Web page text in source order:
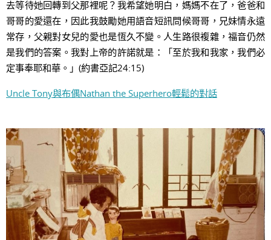
去等待她回轉到父那裡呢？我希望她明白，媽媽不在了，爸爸和
哥哥的愛還在，因此我鼓勵她用語音短訊問候哥哥，兄妹情永遠
常存，父親對女兒的愛也是恆久不變。人生路很複雜，福音仍然
是我們的答案。我對上帝的許諾就是：「至於我和我家，我們必
定事奉耶和華。」(約書亞記24:15)
Uncle Tony與布偶Nathan the Superhero輕鬆的對話